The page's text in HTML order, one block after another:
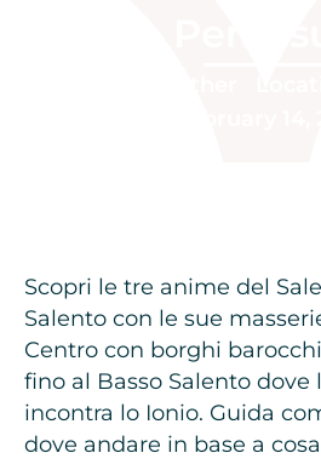
Scopri le tre anime del
Salento con le sue
Centro con borghi
fino al Basso Salento dove
incontra lo Ionio. Guida
dove andare in base a